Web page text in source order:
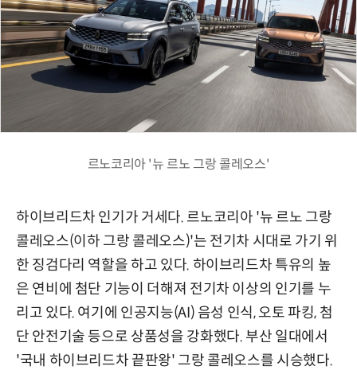
르노코리아 '뉴 르노 그랑 콜레오스'
하이브리드차 인기가 거세다. 르노코리아 '뉴 르노 그랑
콜레오스(이하 그랑 콜레오스)'는 전기차 시대로 가기 위
한 징검다리 역할을 하고 있다. 하이브리드차 특유의 높
은 연비에 첨단 기능이 더해져 전기차 이상의 인기를 누
리고 있다. 여기에 인공지능(AI) 음성 인식, 오토 파킹, 첨
단 안전기술 등으로 상품성을 강화했다. 부산 일대에서
'국내 하이브리드차 끝판왕' 그랑 콜레오스를 시승했다.